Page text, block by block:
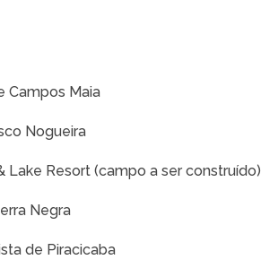
Campos Maia
Nogueira
Lake Resort (campo a ser construído)
Negra
de Piracicaba